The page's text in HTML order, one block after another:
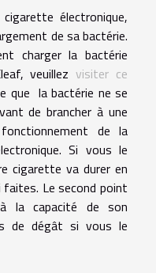
électronique,
de sa bactérie.
charger la bactérie
veuillezvisiter ce
que la bactérie ne se
de brancher à une
de la
Si vous le
cigarette va durer en
Le second point
la capacité de son
de dégât si vous le